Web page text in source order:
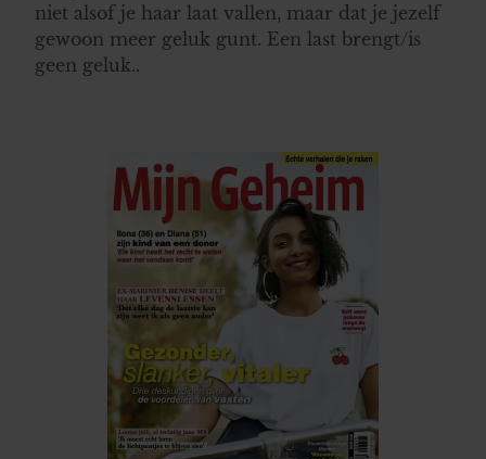
niet alsof je haar laat vallen, maar dat je jezelf
gewoon meer geluk gunt. Een last brengt/is
geen geluk..